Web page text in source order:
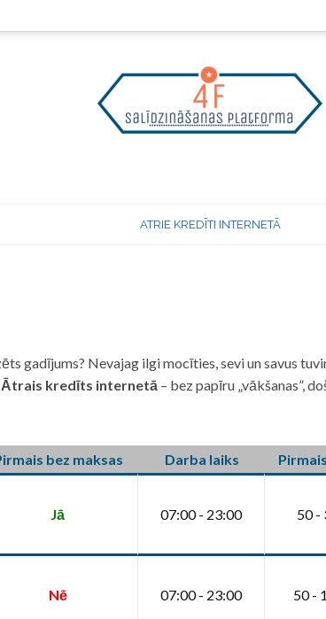
ATRIE KREDĪTI INTERNETĀ
gadījums? Nevajag ilgi mocīties, sevi un savus
Ātrais kredīts internetā – bez papīru „vākšanas”,
bez maksas Darba laiks
Jā 07:00 - 23:00 50 -
Nē 07:00 - 23:00 50 -